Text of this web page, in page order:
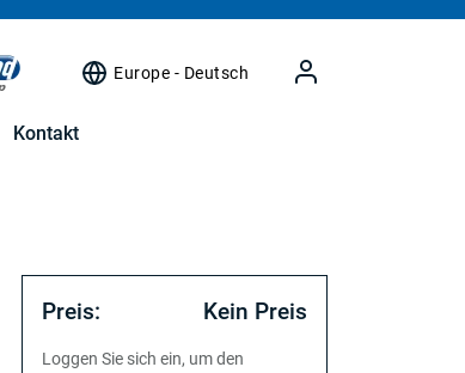
Europe - Deutsch
Kontakt
Preis: Kein Preis
Loggen Sie sich ein, um den